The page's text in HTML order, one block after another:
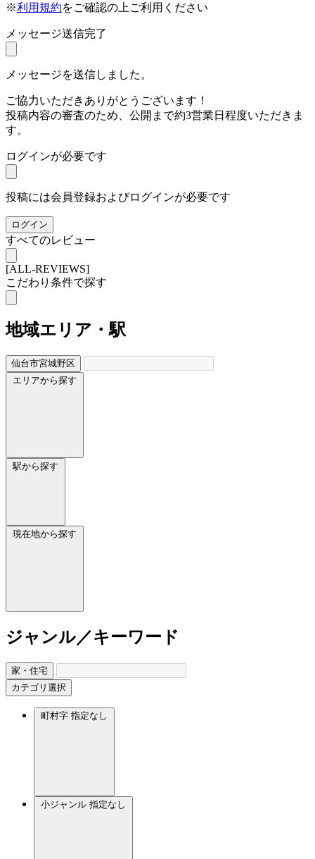
※利用規約をご確認の上ご利用ください
メッセージ送信完了
メッセージを送信しました。
ご協力いただきありがとうございます！
投稿内容の審査のため、公開まで約3営業日程度いただきま
す。
ログインが必要です
投稿には会員登録およびログインが必要です
ログイン
すべてのレビュー
[ALL-REVIEWS]
こだわり条件で探す
地域エリア・駅
仙台市宮城野区
エリアから探す
駅から探す
現在地から探す
ジャンル／キーワード
家・住宅
カテゴリ選択
町村字 指定なし
小ジャンル 指定なし